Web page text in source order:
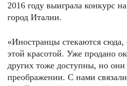
2016 году выиграла конкурс
город Италии.
«Иностранцы стекаются
этой красотой. Уже продано
других тоже доступны, но
преображении. С нами